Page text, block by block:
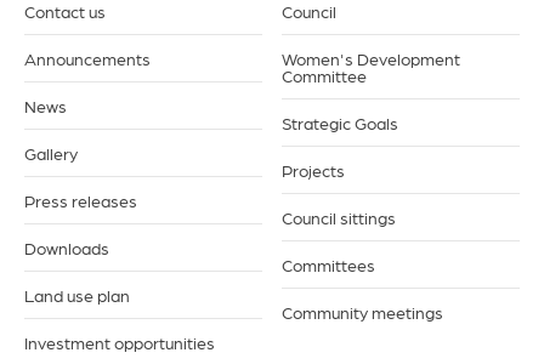
Contact us
Announcements
News
Gallery
Press releases
Downloads
Land use plan
Investment opportunities
Council
Women's Development
Committee
Strategic Goals
Projects
Council sittings
Committees
Community meetings